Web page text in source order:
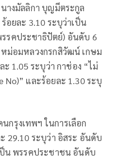
างมัลลิกา บุญมีตระกูล
อยละ 3.10 ระบุว่าเป็น
รคประชาธิปัตย์) อันดับ 6
หม่อมหลวงกรกสิวัฒน์ เกษม
1.05 ระบุว่า กาช่อง “ไม่
No)” และร้อยละ 1.30 ระบุ
กรุงเทพฯ ในการเลือก
29.10 ระบุว่า อิสระ อันดับ
ป็น พรรคประชาชน อันดับ